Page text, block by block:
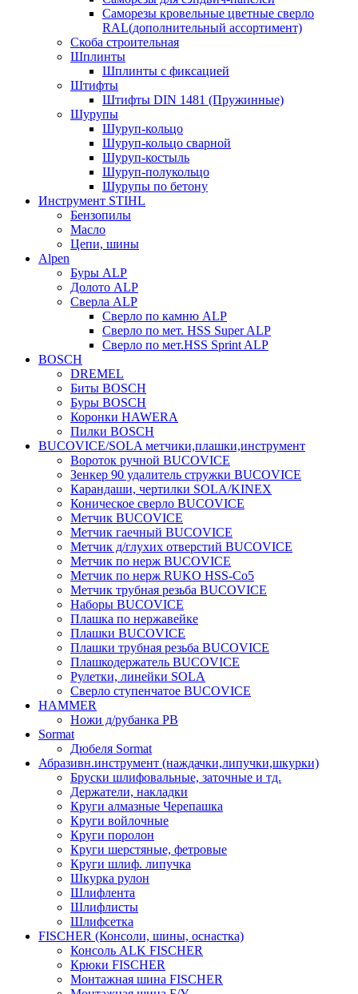
Саморезы кровельные цветные сверло
RAL(дополнительный ассортимент)
Скоба строительная
Шплинты
Шплинты с фиксацией
Штифты
Штифты DIN 1481 (Пружинные)
Шурупы
Шуруп-кольцо
Шуруп-кольцо сварной
Шуруп-костыль
Шуруп-полукольцо
Шурупы по бетону
Инструмент STIHL
Бензопилы
Масло
Цепи, шины
Alpen
Буры ALP
Долото ALP
Сверла ALP
Сверло по камню ALP
Сверло по мет. HSS Super ALP
Сверло по мет.HSS Sprint ALP
BOSCH
DREMEL
Биты BOSCH
Буры BOSCH
Коронки HAWERA
Пилки BOSCH
BUCOVICE/SOLA метчики,плашки,инструмент
Вороток ручной BUCOVICE
Зенкер 90 удалитель стружки BUCOVICE
Карандаши, чертилки SOLA/KINEX
Коническое сверло BUCOVICE
Метчик BUCOVICE
Метчик гаечный BUCOVICE
Метчик д/глухих отверстий BUCOVICE
Метчик по нерж BUCOVICE
Метчик по нерж RUKO HSS-Co5
Метчик трубная резьба BUCOVICE
Наборы BUCOVICE
Плашка по нержавейке
Плашки BUCOVICE
Плашки трубная резьба BUCOVICE
Плашкодержатель BUCOVICE
Рулетки, линейки SOLA
Сверло ступенчатое BUCOVICE
HAMMER
Ножи д/рубанка РВ
Sormat
Дюбеля Sormat
Абразивн.инструмент (наждачки,липучки,шкурки)
Бруски шлифовальные, заточные и тд.
Держатели, накладки
Круги алмазные Черепашка
Круги войлочные
Круги поролон
Круги шерстяные, фетровые
Круги шлиф. липучка
Шкурка рулон
Шлифлента
Шлифлисты
Шлифсетка
FISCHER (Консоли, шины, оснастка)
Консоль ALK FISCHER
Крюки FISCHER
Монтажная шина FISCHER